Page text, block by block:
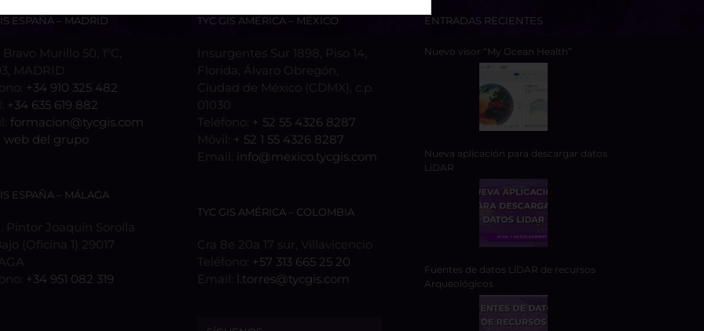
ESPAÑA – MADRID
Murillo 50, 1ºC,
MADRID
+34 910 325 482
+34 635 619 882
formacion@tycgis.com
web del grupo
ESPAÑA – MÁLAGA
Pintor Joaquín Sorolla
(Oficina 1) 29017
+34 951 082 319
TYC GIS AMÉRICA – MÉXICO
Insurgentes Sur 1898, Piso 14,
Florida, Álvaro Obregón,
Ciudad de México (CDMX), c.p.
01030
Teléfono: + 52 55 4326 8287
Móvil: + 52 1 55 4326 8287
Email: info@mexico.tycgis.com
TYC GIS AMÉRICA – COLOMBIA
Cra 8e 20a 17 sur, Villavicencio
Teléfono: +57 313 665 25 20
Email: l.torres@tycgis.com
ENTRADAS RECIENTES
Nuevo visor “My Ocean Health”
Nueva aplicación para descargar datos
LiDAR
Fuentes de datos LiDAR de recursos
Arqueológicos